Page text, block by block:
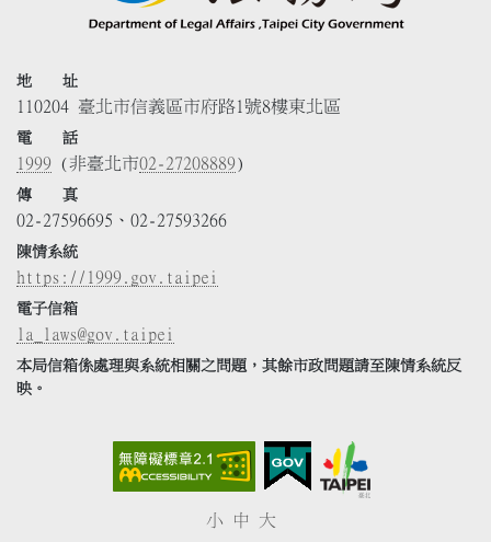
地 址
110204 臺北市信義區市府路1號8樓東北區
電 話
1999 (非臺北市02-27208889)
傳 真
02-27596695、02-27593266
陳情系統
https://1999.gov.taipei
電子信箱
la_laws@gov.taipei
本局信箱係處理與系統相關之問題，其餘市政問題請至陳情系統反
映。
小 中 大